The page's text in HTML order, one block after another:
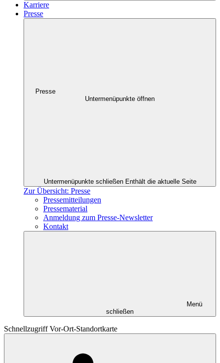
Karriere
Presse
Presse
Untermenüpunkte öffnen
Untermenüpunkte schließen Enthält die aktuelle Seite
Zur Übersicht: Presse
Pressemitteilungen
Pressematerial
Anmeldung zum Presse-Newsletter
Kontakt
Menü
schließen
Schnellzugriff Vor-Ort-Standortkarte